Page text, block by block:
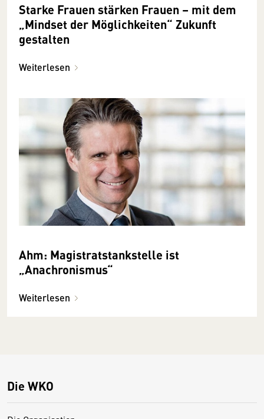
Starke Frauen stärken Frauen – mit dem
„Mindset der Möglichkeiten“ Zukunft
gestalten
Weiterlesen
Ahm: Magistratstankstelle ist
„Anachronismus“
Weiterlesen
Die WKO